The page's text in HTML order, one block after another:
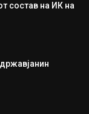
состав на ИК на